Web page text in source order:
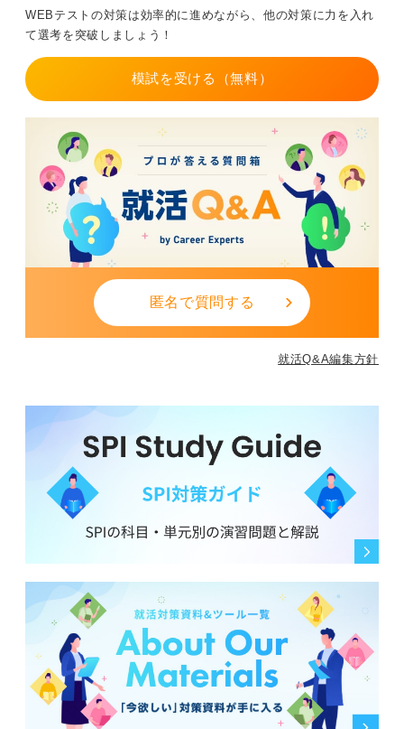
また、手書き作文のとき、採点者が文字の読みやすさ以
外で重視するポイントとしては、文章が頭にすっと入っ
数百文字以上からなる小論文を、短時間で多ければ数十
本も読み、評価する仕事は大変な集中力が必要です。
採点者が作文を一見して「何を言いたいかわかりにく
い」「文章がごちゃごちゃとして読みにくい」と思われ
れば、最後まで文章を読んでくれるかも保証できませ
ん。
対策をするときは必ず、文章力のある第三者から文章の
内容と構成についてていねいにフィードバックを受け、
わかりやすい文章を作成できるよう努めてください。
WEBテストの対策は効率的に進めながら、他の対策に力を入れ
て選考を突破しましょう！
模試を受ける（無料）
匿名で質問する
就活Q&A編集方針